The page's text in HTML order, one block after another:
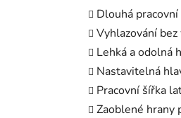
Dlouhá
Vyhlazování
Lehká a odolná
Nastavitelná
Pracovní šířka
Zaoblené hrany